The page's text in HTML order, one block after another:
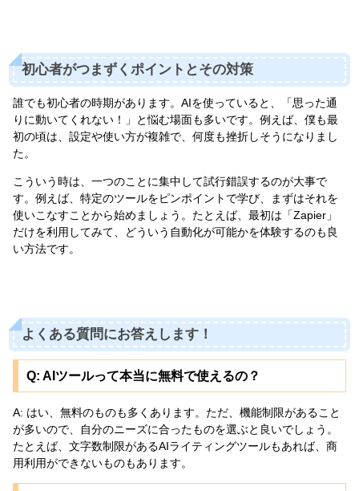
初心者がつまずくポイントとその対策
誰でも初心者の時期があります。AIを使っていると、「思った通
りに動いてくれない！」と悩む場面も多いです。例えば、僕も最
初の頃は、設定や使い方が複雑で、何度も挫折しそうになりまし
た。
こういう時は、一つのことに集中して試行錯誤するのが大事で
す。例えば、特定のツールをピンポイントで学び、まずはそれを
使いこなすことから始めましょう。たとえば、最初は「Zapier」
だけを利用してみて、どういう自動化が可能かを体験するのも良
い方法です。
よくある質問にお答えします！
Q: AIツールって本当に無料で使えるの？
A: はい、無料のものも多くあります。ただ、機能制限があること
が多いので、自分のニーズに合ったものを選ぶと良いでしょう。
たとえば、文字数制限があるAIライティングツールもあれば、商
用利用ができないものもあります。